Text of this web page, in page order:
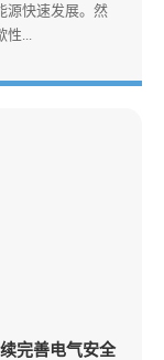
源快速发展。然
...
完善电气安全